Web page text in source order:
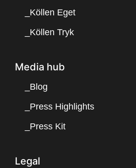
_Köllen Eget
_Köllen Tryk
Media hub
_Blog
_Press Highlights
_Press Kit
Legal